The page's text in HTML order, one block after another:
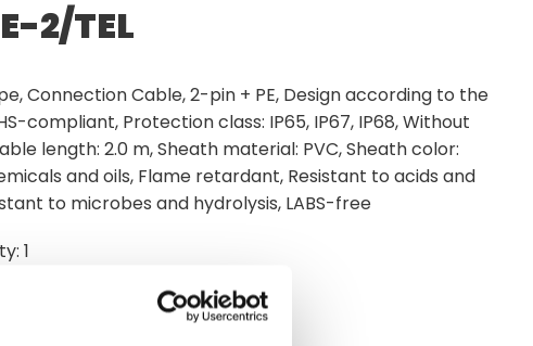
2/TEL
Connection Cable, 2-pin + PE, Design according to the
compliant, Protection class: IP65, IP67, IP68, Without
length: 2.0 m, Sheath material: PVC, Sheath color:
and oils, Flame retardant, Resistant to acids and
to microbes and hydrolysis, LABS-free
1